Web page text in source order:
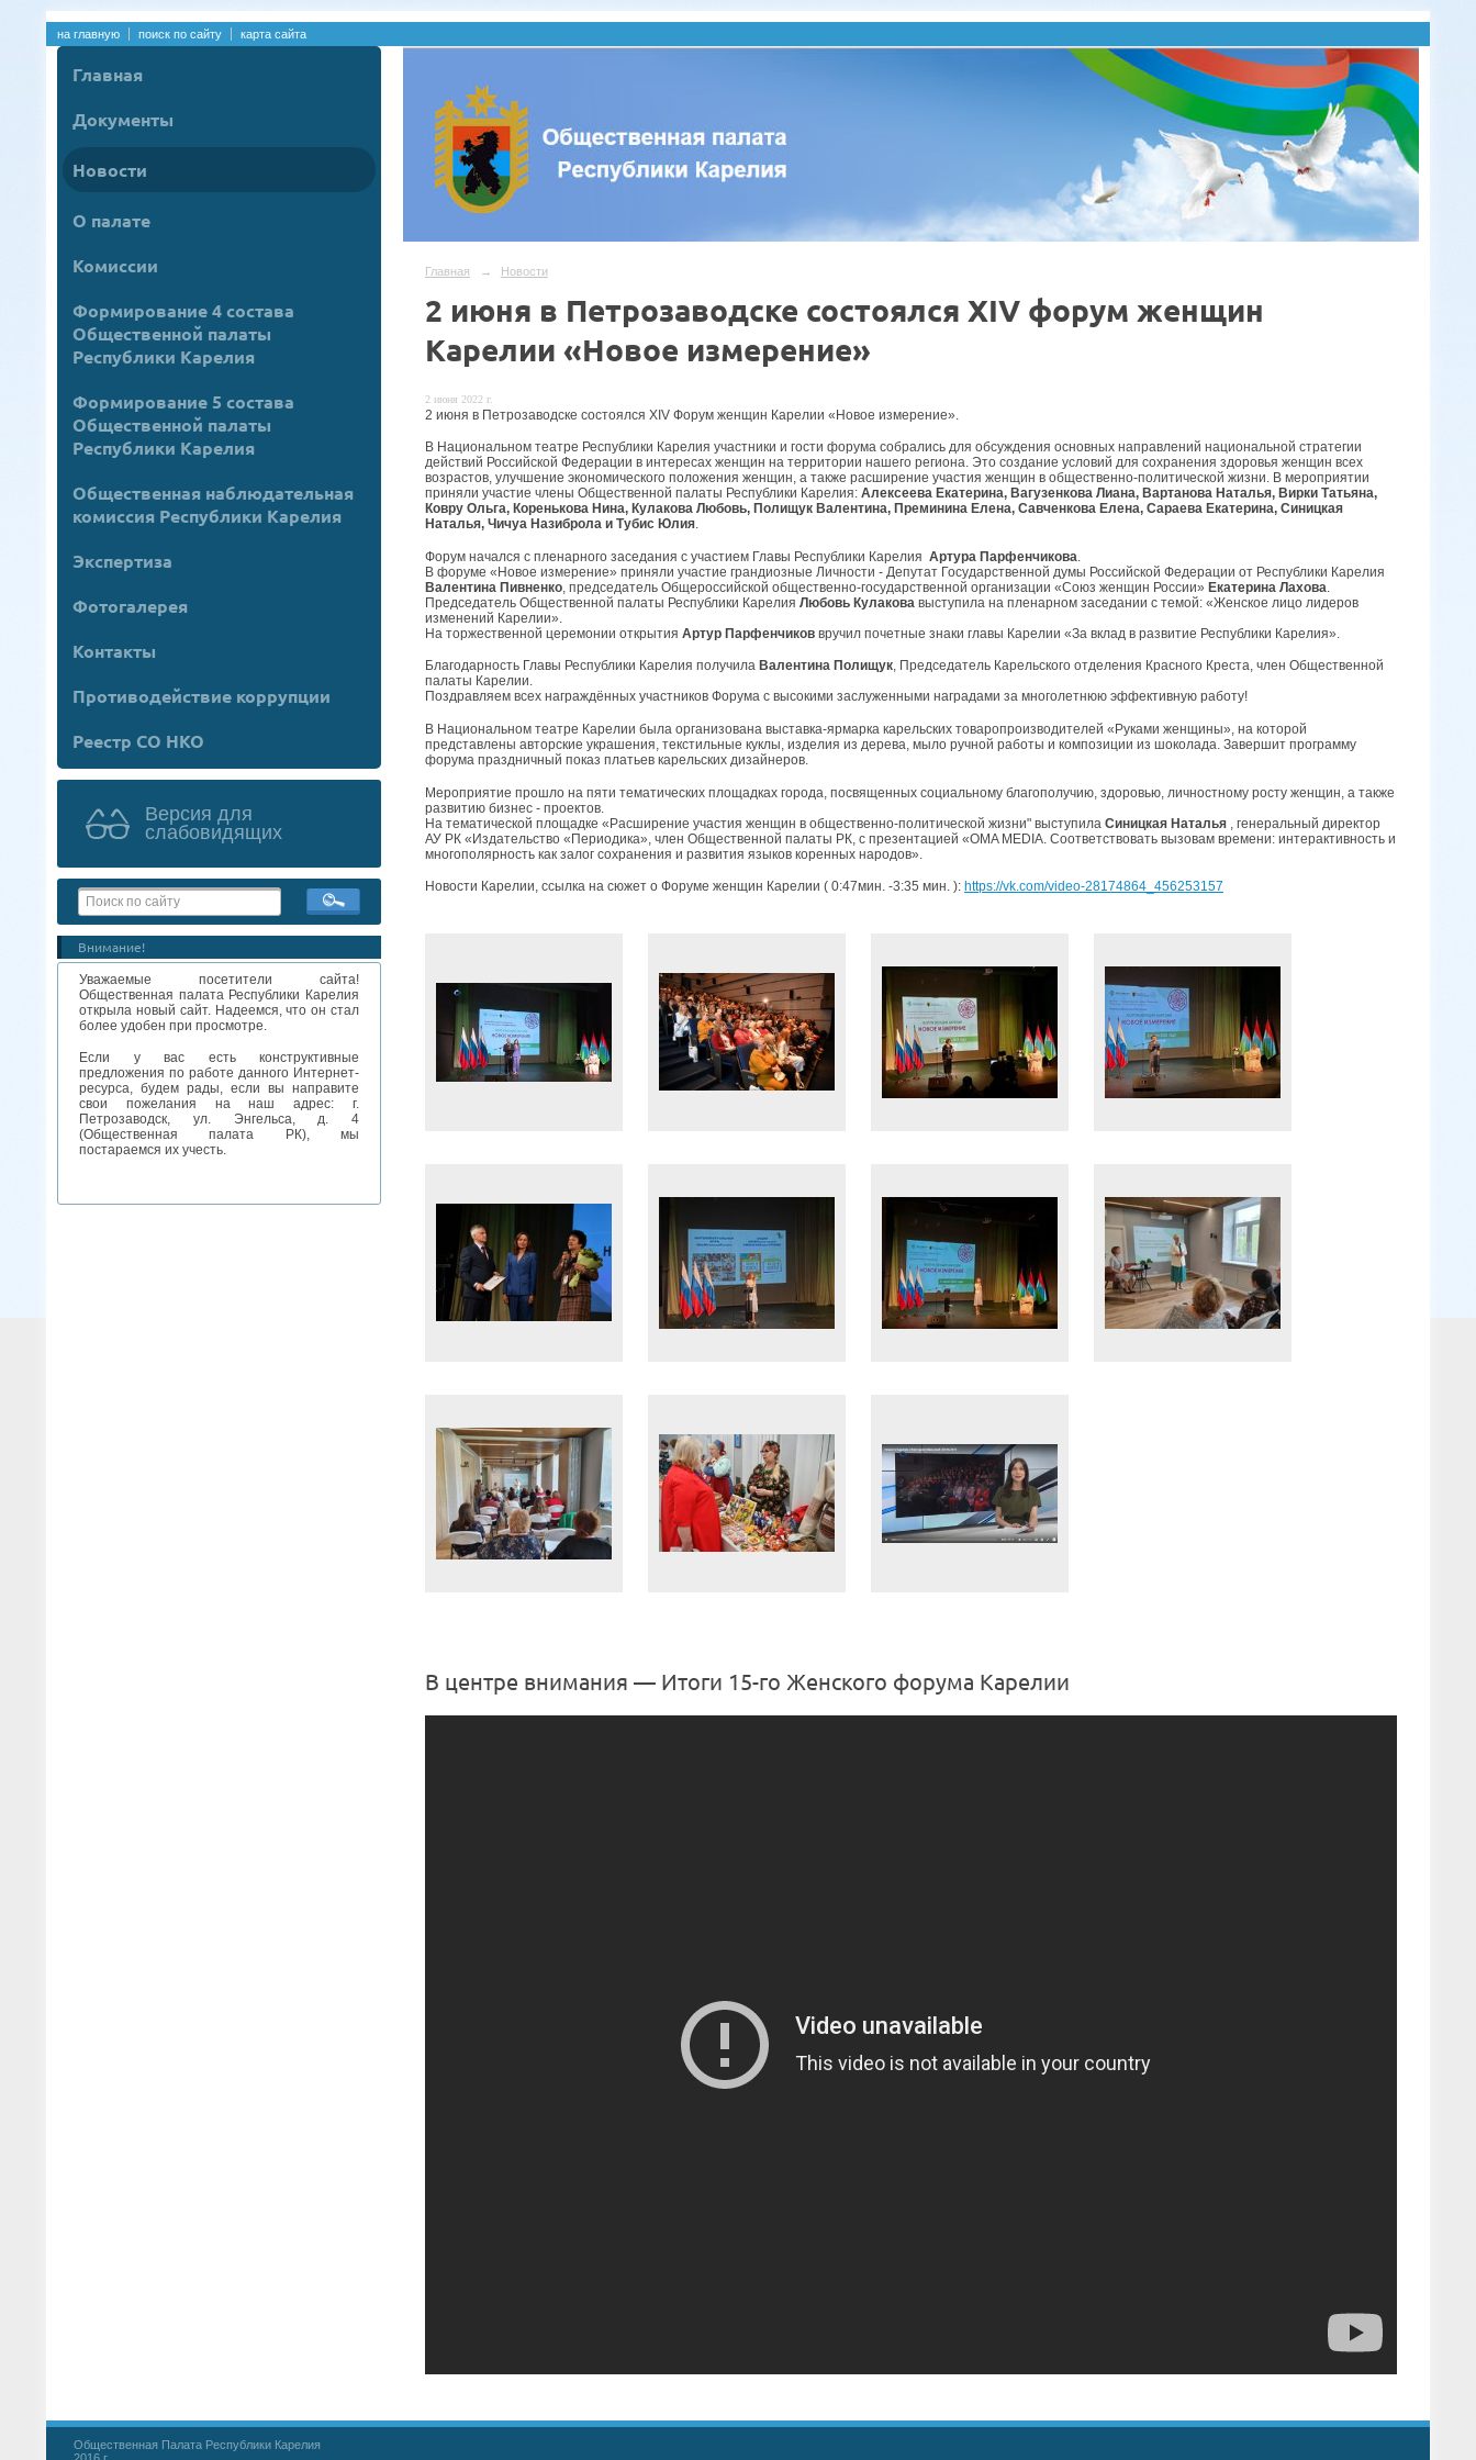
на главную поиск по сайту карта сайта
Главная
Документы
Новости
О палате
Комиссии
Формирование 4 состава
Общественной палаты
Республики Карелия
Формирование 5 состава
Общественной палаты
Республики Карелия
Общественная наблюдательная
комиссия Республики Карелия
Экспертиза
Фотогалерея
Контакты
Противодействие коррупции
Реестр СО НКО
Версия для
слабовидящих
Внимание!
Уважаемые посетители сайта!
Общественная палата Республики Карелия
открыла новый сайт. Надеемся, что он стал
более удобен при просмотре.
Если у вас есть конструктивные
предложения по работе данного Интернет-
ресурса, будем рады, если вы направите
свои пожелания на наш адрес: г.
Петрозаводск, ул. Энгельса, д. 4
(Общественная палата РК), мы
постараемся их учесть.
Главная → Новости
2 июня в Петрозаводске состоялся XIV форум женщин
Карелии «Новое измерение»
2 июня 2022 г.
2 июня в Петрозаводске состоялся XIV Форум женщин Карелии «Новое измерение».
В Национальном театре Республики Карелия участники и гости форума собрались для обсуждения основных направлений национальной стратегии
действий Российской Федерации в интересах женщин на территории нашего региона. Это создание условий для сохранения здоровья женщин всех
возрастов, улучшение экономического положения женщин, а также расширение участия женщин в общественно-политической жизни. В мероприятии
приняли участие члены Общественной палаты Республики Карелия: Алексеева Екатерина, Вагузенкова Лиана, Вартанова Наталья, Вирки Татьяна,
Ковру Ольга, Коренькова Нина, Кулакова Любовь, Полищук Валентина, Преминина Елена, Савченкова Елена, Сараева Екатерина, Синицкая
Наталья, Чичуа Назиброла и Тубис Юлия.
Форум начался с пленарного заседания с участием Главы Республики Карелия Артура Парфенчикова
В форуме «Новое измерение» приняли участие грандиозные Личности - Депутат Государственной думы Российской Федерации от Республики Карелия
Валентина Пивненко , председатель Общероссийской общественно-государственной организации «Союз женщин России» Екатерина Лахова
Председатель Общественной палаты Республики Карелия Любовь Кулакова выступила на пленарном заседании с темой: «Женское лицо лидеров
изменений Карелии».
На торжественной церемонии открытия Артур Парфенчиков вручил почетные знаки главы Карелии «За вклад в развитие Республики Карелия».
Благодарность Главы Республики Карелия получила Валентина Полищук, Председатель Карельского отделения Красного Креста, член Общественной
палаты Карелии.
Поздравляем всех награждённых участников Форума с высокими заслуженными наградами за многолетнюю эффективную работу!
В Национальном театре Карелии была организована выставка-ярмарка карельских товаропроизводителей «Руками женщины», на которой
представлены авторские украшения, текстильные куклы, изделия из дерева, мыло ручной работы и композиции из шоколада. Завершит программу
форума праздничный показ платьев карельских дизайнеров.
Мероприятие прошло на пяти тематических площадках города, посвященных социальному благополучию, здоровью, личностному росту женщин, а также
развитию бизнес - проектов.
На тематической площадке «Расширение участия женщин в общественно-политической жизни" выступила Синицкая Наталья , генеральный директор
АУ РК «Издательство «Периодика», член Общественной палаты РК, с презентацией «OMA MEDIA. Соответствовать вызовам времени: интерактивность и
многополярность как залог сохранения и развития языков коренных народов».
Новости Карелии, ссылка на сюжет о Форуме женщин Карелии ( 0:47мин. -3:35 мин. ): https://vk.com/video-28174864_456253157
В центре внимания — Итоги 15-го Женского форума Карелии
Общественная Палата Республики Карелия